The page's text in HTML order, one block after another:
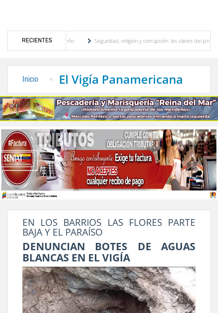
RECIENTES
turístico merideño
Seguridad, religión y corrupción: las claves del primer
Inicio El Vigía Panamericana
EN LOS BARRIOS LAS FLORES PARTE
BAJA Y EL PARAÍSO
DENUNCIAN BOTES DE AGUAS
BLANCAS EN EL VIGÍA